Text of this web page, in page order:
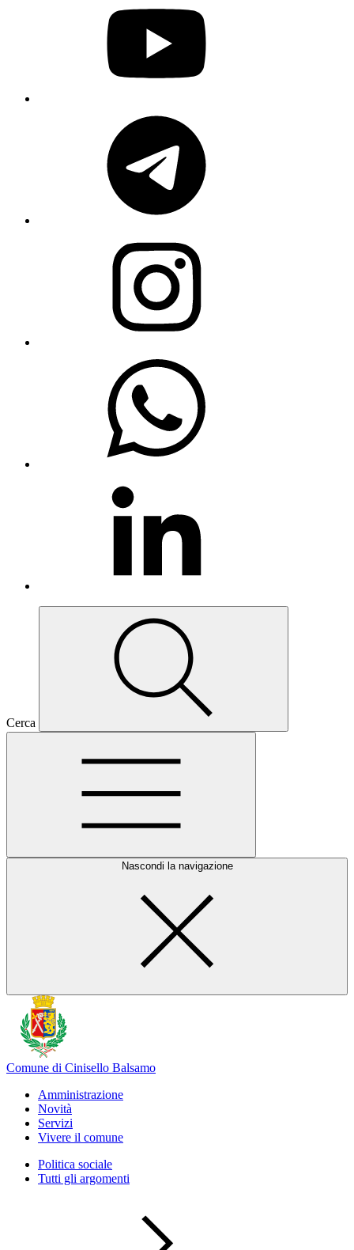
Cerca
Nascondi la navigazione
Comune di Cinisello Balsamo
Amministrazione
Novità
Servizi
Vivere il comune
Politica sociale
Tutti gli argomenti